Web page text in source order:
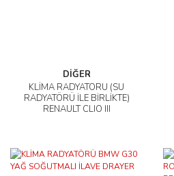
DİĞER
KLİMA RADYATÖRÜ (SU
RADYATÖRÜ İLE BİRLİKTE)
RENAULT CLIO III